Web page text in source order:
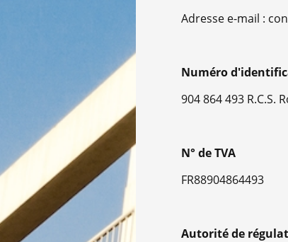
Adresse e-mail :
Numéro
904 864 493 R.C.S.
N° de TVA
FR88904864493
Autorité de